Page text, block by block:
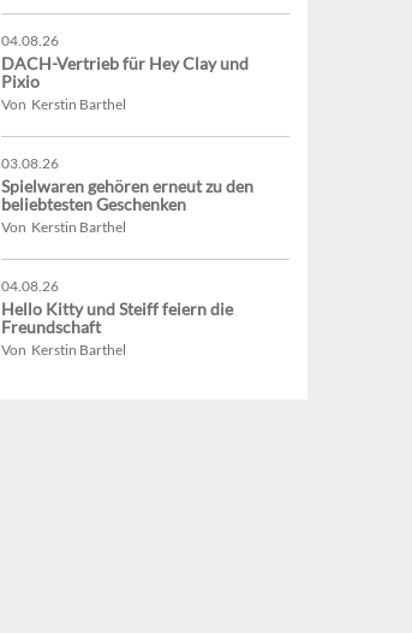
04.08.26
DACH-Vertrieb für Hey Clay und
Pixio
Von Kerstin Barthel
03.08.26
Spielwaren gehören erneut zu den
beliebtesten Geschenken
Von Kerstin Barthel
04.08.26
Hello Kitty und Steiff feiern die
Freundschaft
Von Kerstin Barthel